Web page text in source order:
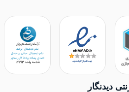
دیدنگار